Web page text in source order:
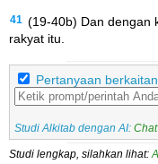
41 (19-40b) Dan dengan
rakyat itu.
Pertanyaan
Studi Alkitab dengan AI:
Studi lengkap, silahkan lihat: